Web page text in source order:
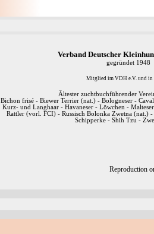
Verband Deutscher
gegründet 1948
Mitglied im VDH e.V. und in
Ältester zuchtbuchführender
Bichon frisé - Biewer Terrier (nat.) - Bologneser -
Kurz- und Langhaar - Havaneser - Löwchen -
Rattler (vorl. FCI) - Russisch Bolonka Zwetna (nat.)
Schipperke - Shih Tzu -
Reproduction